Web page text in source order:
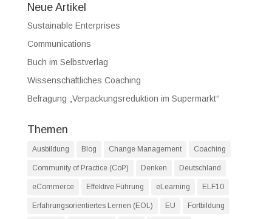
Neue Artikel
Sustainable Enterprises
Communications
Buch im Selbstverlag
Wissenschaftliches Coaching
Befragung „Verpackungsreduktion im Supermarkt“
Themen
Ausbildung Blog Change Management Coaching
Community of Practice (CoP) Denken Deutschland
eCommerce Effektive Führung eLearning ELF10
Erfahrungsorientiertes Lernen (EOL) EU Fortbildung